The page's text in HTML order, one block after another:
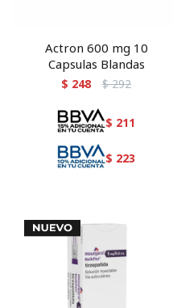
Actron 600 mg 10
Capsulas Blandas
$ 248 $ 292
$ 211
$ 223